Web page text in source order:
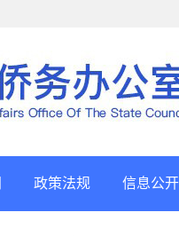
政策法规 信息公开